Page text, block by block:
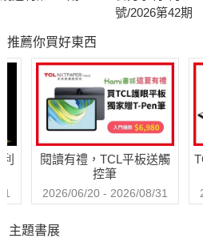
值得慶幸的是，人類已經漸漸開始深
善、無毒、有機的方法，從一小塊園
入地球，打造真正的「開心農場」
號/2026第42期
推薦你買好東西
閱讀有禮，TCL平板送觸
控筆
2026/06/20 - 2026/08/31
主題書展